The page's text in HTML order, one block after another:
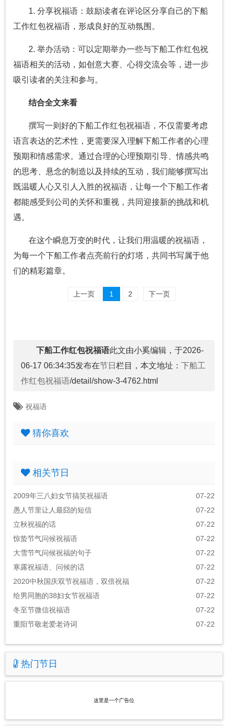
1. 分享祝福语：鼓励读者在评论区分享自己的下船
工作红包祝福语，形成良好的互动氛围。
2. 举办活动：可以定期举办一些与下船工作红包祝
福语相关的活动，如创意大赛、心得交流会等，进一步
吸引读者的关注和参与。
结合全文来看
撰写一则好的下船工作红包祝福语，不仅需要考虑
语言表达的艺术性，更需要深入理解下船工作者的心理
预期和情感需求。通过合理的心理预期引导、情感共鸣
的思考、悬念的制造以及持续的互动，我们能够撰写出
既温暖人心又引人入胜的祝福语，让每一个下船工作者
都能感受到公司的关怀和重视，共同迎接新的挑战和机
遇。
在这个瞬息万变的时代，让我们用温暖的祝福语，
为每一个下船工作者点亮前行的灯塔，共同书写属于他
们的精彩篇章。
上一页 1 2 下一页
下船工作红包祝福语此文由小奚编辑，于2026-
06-17 06:34:35发布在节日 栏目，本文地址： 下船工
作红包祝福语/detail/show-3-4762.html
祝福语
猜你喜欢
相关节日
2009年三八妇女节搞笑祝福语
07-22
愚人节里让人最囧的短信
07-22
立秋祝福的话
07-22
惊蛰节气问候祝福语
07-22
大雪节气问候祝福的句子
07-22
寒露祝福语、问候的话
07-22
2020中秋国庆双节祝福语，双倍祝福
07-22
给男同胞的38妇女节祝福语
07-22
冬至节微信祝福语
07-22
重阳节敬老爱老诗词
07-22
热门节日
这里是一个广告位